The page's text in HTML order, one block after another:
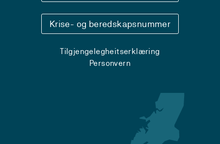
Krise- og beredskapsnummer
Tilgjengelegheitserklæring
Personvern